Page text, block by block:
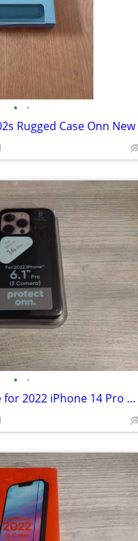
• •
Rugged Case Onn New
• •
Protective Gel Case for 2022 iPhone 14 Pro New